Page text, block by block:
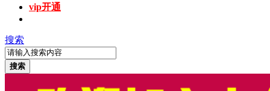
vip开通
搜索
搜索